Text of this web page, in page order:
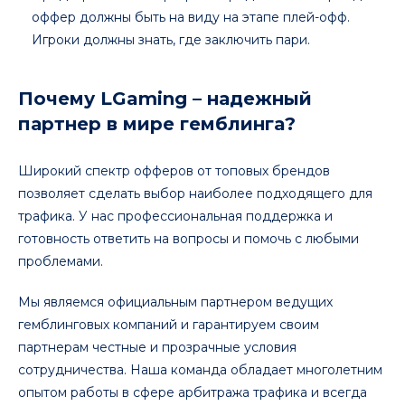
оффер должны быть на виду на этапе плей-офф.
Игроки должны знать, где заключить пари.
Почему LGaming – надежный
партнер в мире гемблинга?
Широкий спектр офферов от топовых брендов
позволяет сделать выбор наиболее подходящего для
трафика. У нас профессиональная поддержка и
готовность ответить на вопросы и помочь с любыми
проблемами.
Мы являемся официальным партнером ведущих
гемблинговых компаний и гарантируем своим
партнерам честные и прозрачные условия
сотрудничества. Наша команда обладает многолетним
опытом работы в сфере арбитража трафика и всегда